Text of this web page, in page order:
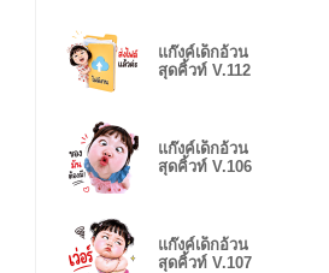
แก๊งค์เด็กอ้วน
สุดคิ้วท์ V.112
แก๊งค์เด็กอ้วน
สุดคิ้วท์ V.106
แก๊งค์เด็กอ้วน
สุดคิ้วท์ V.107